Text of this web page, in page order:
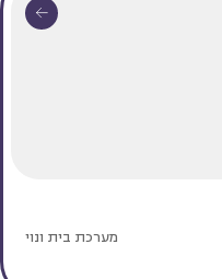
מערכת בית ונוי